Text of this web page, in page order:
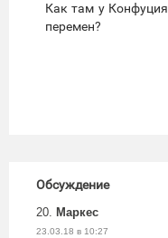
Как там у
перемен?
Обсуждение
20. Маркес
23.03.18 в 10:27